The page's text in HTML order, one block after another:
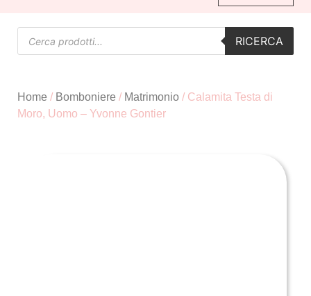
RICERCA
Home / Bomboniere / Matrimonio / Calamita Testa di
Moro, Uomo – Yvonne Gontier